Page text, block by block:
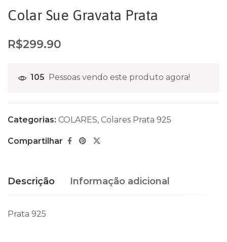
Colar Sue Gravata Prata
R$299.90
105 Pessoas vendo este produto agora!
Categorias: COLARES, Colares Prata 925
Compartilhar
Descrição Informação adicional
Prata 925